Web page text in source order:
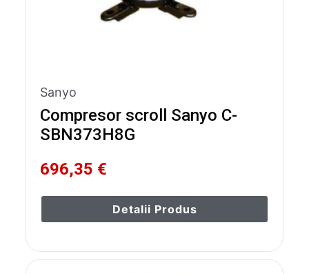
Sanyo
Compresor scroll Sanyo C-
SBN373H8G
696,35 €
Detalii Produs